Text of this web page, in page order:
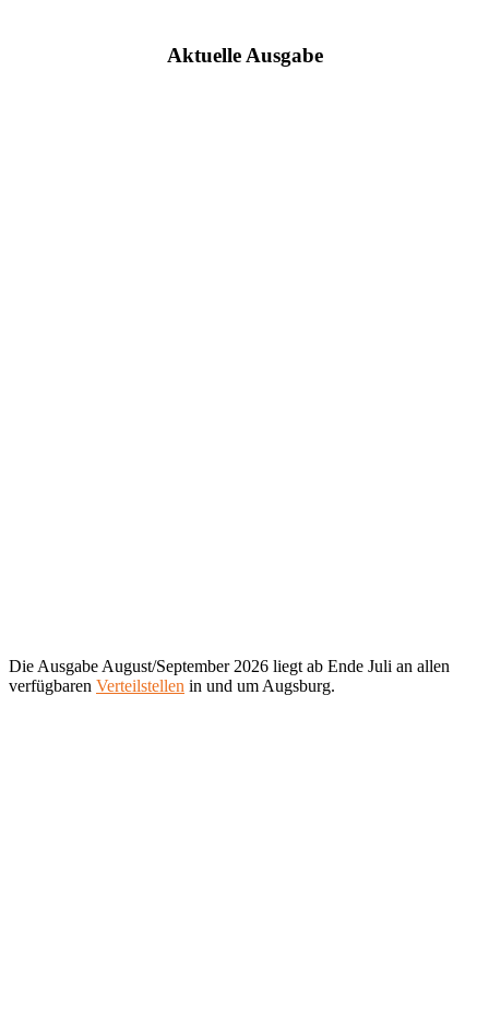
Aktuelle Ausgabe
Die Ausgabe August/September 2026 liegt ab Ende Juli an allen
verfügbaren Verteilstellen in und um Augsburg.